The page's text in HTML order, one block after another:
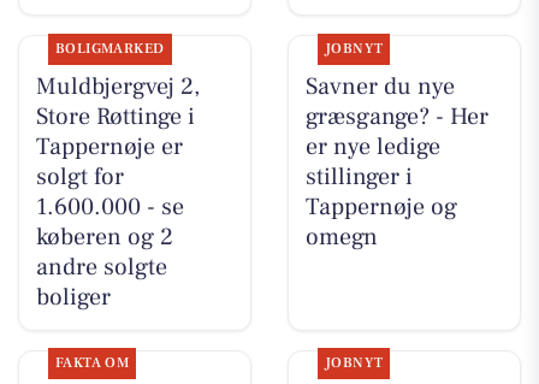
BOLIGMARKED
Muldbjergvej 2,
Store Røttinge i
Tappernøje er
solgt for
1.600.000 - se
køberen og 2
andre solgte
boliger
JOBNYT
Savner du nye
græsgange? - Her
er nye ledige
stillinger i
Tappernøje og
omegn
FAKTA OM JOBNYT